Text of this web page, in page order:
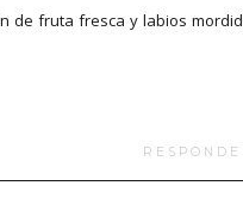
de fruta fresca y labios